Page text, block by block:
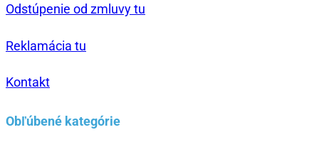
Odstúpenie od zmluvy tu
Reklamácia tu
Kontakt
Obľúbené kategórie